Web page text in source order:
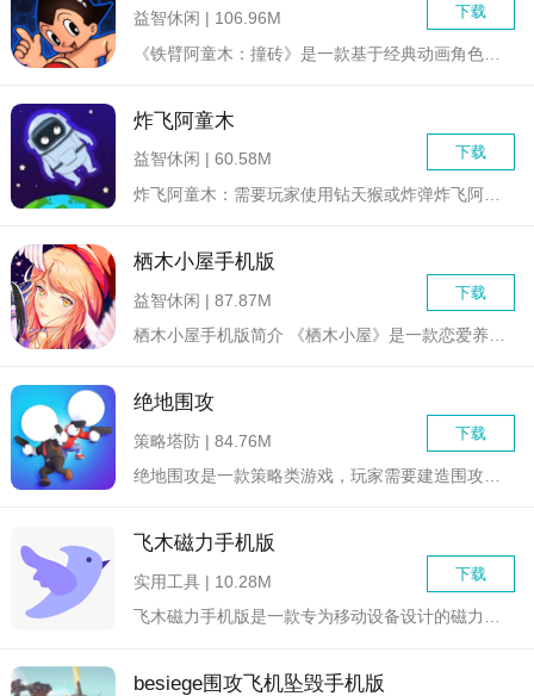
下载
益智休闲 | 106.96M
《铁臂阿童木：撞砖》是一款基于经典动画角色阿童木改编的休闲益...
炸飞阿童木
下载
益智休闲 | 60.58M
炸飞阿童木：需要玩家使用钻天猴或炸弹炸飞阿童木，其实也并不是...
栖木小屋手机版
下载
益智休闲 | 87.87M
栖木小屋手机版简介 《栖木小屋》是一款恋爱养成向的模拟...
绝地围攻
下载
策略塔防 | 84.76M
绝地围攻是一款策略类游戏，玩家需要建造围攻武器来攻击敌人的城...
飞木磁力手机版
下载
实用工具 | 10.28M
飞木磁力手机版是一款专为移动设备设计的磁力链接搜索与下载工具...
besiege围攻飞机坠毁手机版